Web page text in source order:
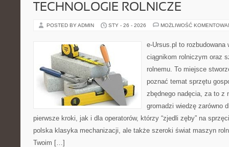
TECHNOLOGIE ROLNICZE
POSTED BY ADMIN STY - 26 - 2026 MOŻLIWOŚĆ
e-Ursus.pl to rozbudowana
ciągnikom rolniczym oraz
rolnemu. To miejsce
poznać temat sprzętu
zbędnego nadęcia, za to z
gromadzi wiedzę zarówno
pierwsze kroki, jak i dla operatorów, którzy “zjedli zęby” na
polska klasyka mechanizacji, ale także szeroki świat maszyn
Twoim […]